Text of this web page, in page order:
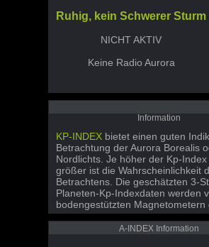
Ruhig, kein Schwerer Sturm
NICHT AKTIV
Keine Radio Aurora
Information
KP-INDEX bietet einen guten
Betrachtung der Aurora Borealis
Nordlichts. Je höher der Kp-
größer ist die Wahrscheinlichkeit
Betrachtens. Die geschätzten 3-
Planeten-Kp-Indexdaten werden
bodengestützten Magnetometern
A-INDEX Information